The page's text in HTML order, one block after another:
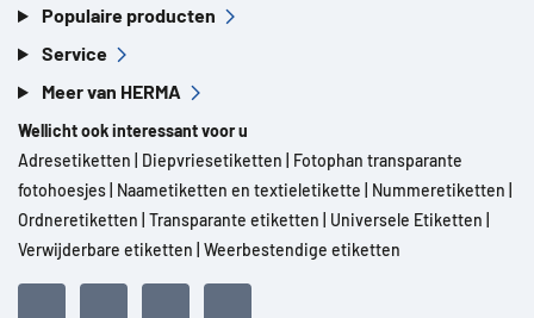
Populaire producten
Service
Meer van HERMA
Wellicht ook interessant voor u
Adresetiketten
Diepvriesetiketten
Fotophan transparante
fotohoesjes Naametiketten en textieletikette Nummeretiketten
Ordneretiketten Transparante etiketten Universele Etiketten
Verwijderbare etiketten Weerbestendige etiketten